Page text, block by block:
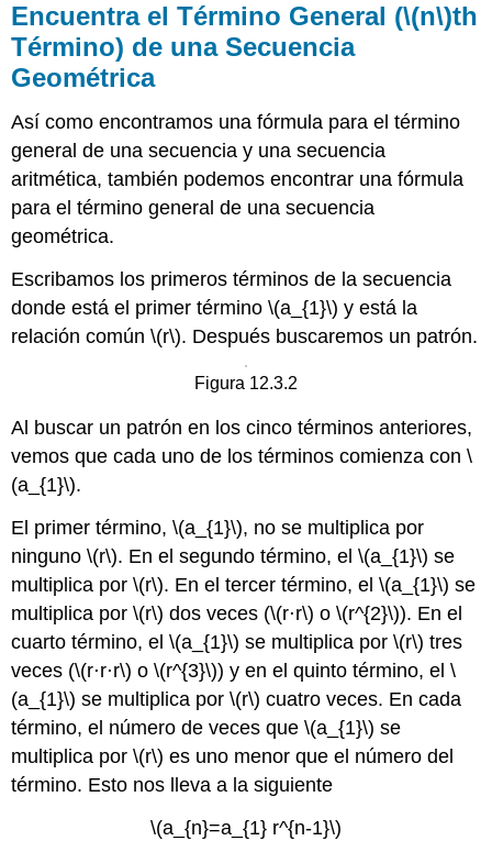
Encuentra el Término General (\(n\)th
Término) de una Secuencia
Geométrica
Así como encontramos una fórmula para el término
general de una secuencia y una secuencia
aritmética, también podemos encontrar una fórmula
para el término general de una secuencia
geométrica.
Escribamos los primeros términos de la secuencia
donde está el primer término\(a_{1}\) y está la
relación común\(r\). Después buscaremos un patrón.
Figura 12.3.2
Al buscar un patrón en los cinco términos anteriores,
vemos que cada uno de los términos comienza con\
(a_{1}\).
El primer término,\(a_{1}\), no se multiplica por
ninguno\(r\). En el segundo término, el\(a_{1}\) se
multiplica por\(r\). En el tercer término, el\(a_{1}\) se
multiplica por\(r\) dos veces (\(r⋅r\) o\(r^{2}\)). En el
cuarto término, el\(a_{1}\) se multiplica por\(r\) tres
veces (\(r⋅r⋅r\) o\(r^{3}\)) y en el quinto término, el\
(a_{1}\) se multiplica por\(r\) cuatro veces. En cada
término, el número de veces que\(a_{1}\) se
multiplica por\(r\) es uno menor que el número del
término. Esto nos lleva a la siguiente
\(a_{n}=a_{1} r^{n-1}\)